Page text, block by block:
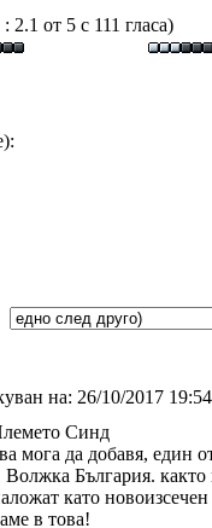
2.1 от 5 с 111 гласа)
на: 26/10/2017
Синд
мога да добавя, един
България. както
като
в това!